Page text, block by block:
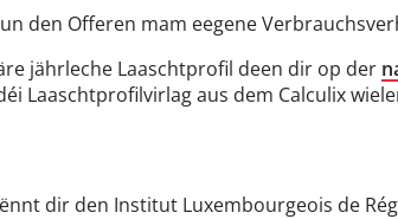
den Offeren mam eegene
jährleche Laaschtprofil deen dir op der
Laaschtprofilvirlag aus dem Calculix
dir den Institut Luxembourgeois de